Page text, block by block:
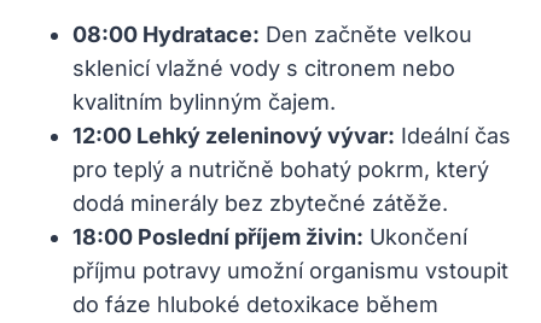
08:00 Hydratace: Den začněte velkou
sklenicí vlažné vody s citronem nebo
kvalitním bylinným čajem.
12:00 Lehký zeleninový vývar: Ideální čas
pro teplý a nutričně bohatý pokrm, který
dodá minerály bez zbytečné zátěže.
18:00 Poslední příjem živin: Ukončení
příjmu potravy umožní organismu vstoupit
do fáze hluboké detoxikace během